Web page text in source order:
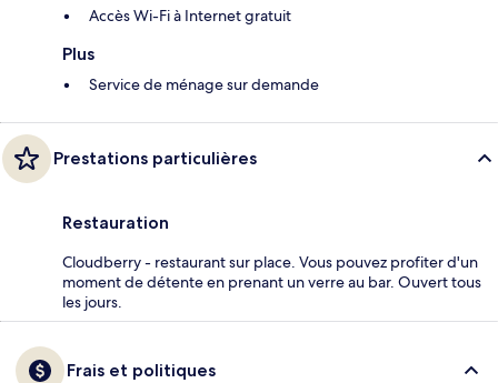
Accès Wi-Fi à Internet gratuit
Plus
Service de ménage sur demande
Prestations particulières
Restauration
Cloudberry - restaurant sur place. Vous pouvez profiter d'un
moment de détente en prenant un verre au bar. Ouvert tous
les jours.
Frais et politiques